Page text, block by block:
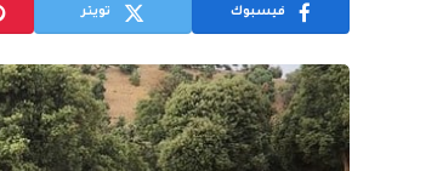
فيسبوك تويتر